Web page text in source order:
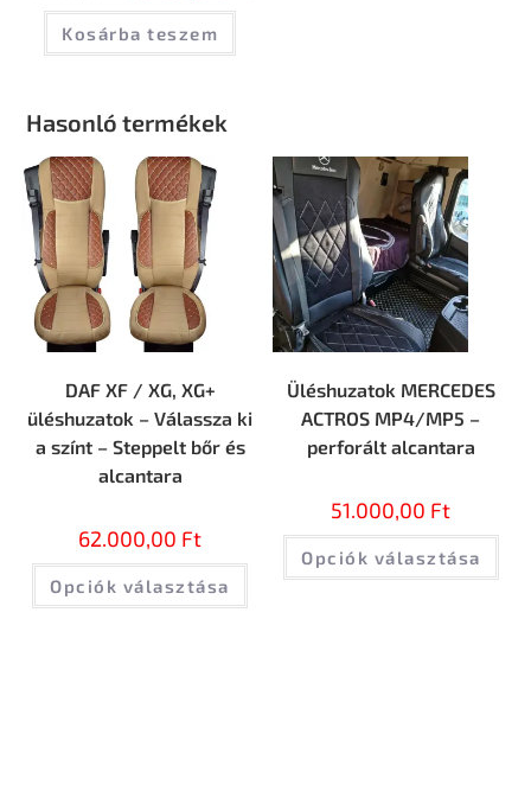
Kosárba teszem
Hasonló termékek
DAF XF / XG, XG+
üléshuzatok – Válassza ki
a színt – Steppelt bőr és
alcantara
62.000,00 Ft
Opciók választása
Üléshuzatok MERCEDES
ACTROS MP4/MP5 –
perforált alcantara
51.000,00 Ft
Opciók választása